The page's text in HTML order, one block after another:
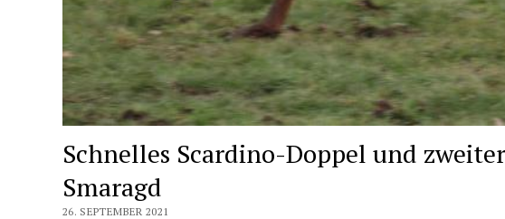
Schnelles Scardino-Doppel und
Smaragd
26. SEPTEMBER 2021